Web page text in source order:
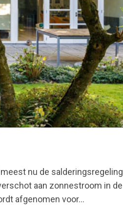
nu de salderingsregeling
aan zonnestroom in de
afgenomen voor...